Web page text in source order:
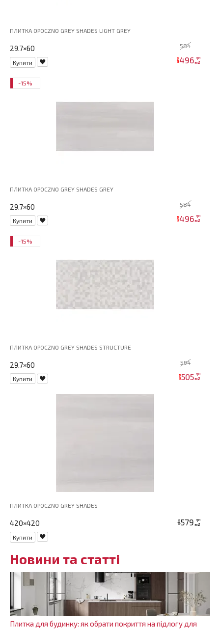
ПЛИТКА OPOCZNO GREY SHADES LIGHT GREY
29.7×60 584
Купити ціна496 грн
м2
-15%
ПЛИТКА OPOCZNO GREY SHADES GREY
29.7×60 584
Купити ціна496 грн
м2
-15%
ПЛИТКА OPOCZNO GREY SHADES STRUCTURE
29.7×60 594
Купити ціна505 грн
м2
ПЛИТКА OPOCZNO GREY SHADES
420×420 ціна579 грн
м2
Купити
Новини та статті
Плитка для будинку: як обрати покриття на підлогу для